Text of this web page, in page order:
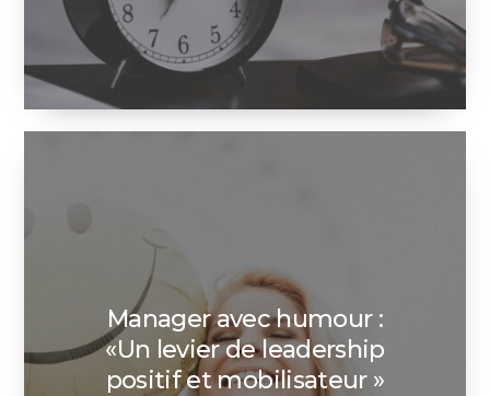
Manager avec humour :
«Un levier de leadership
positif et mobilisateur »